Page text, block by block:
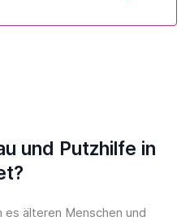
und Putzhilfe in
älteren Menschen und